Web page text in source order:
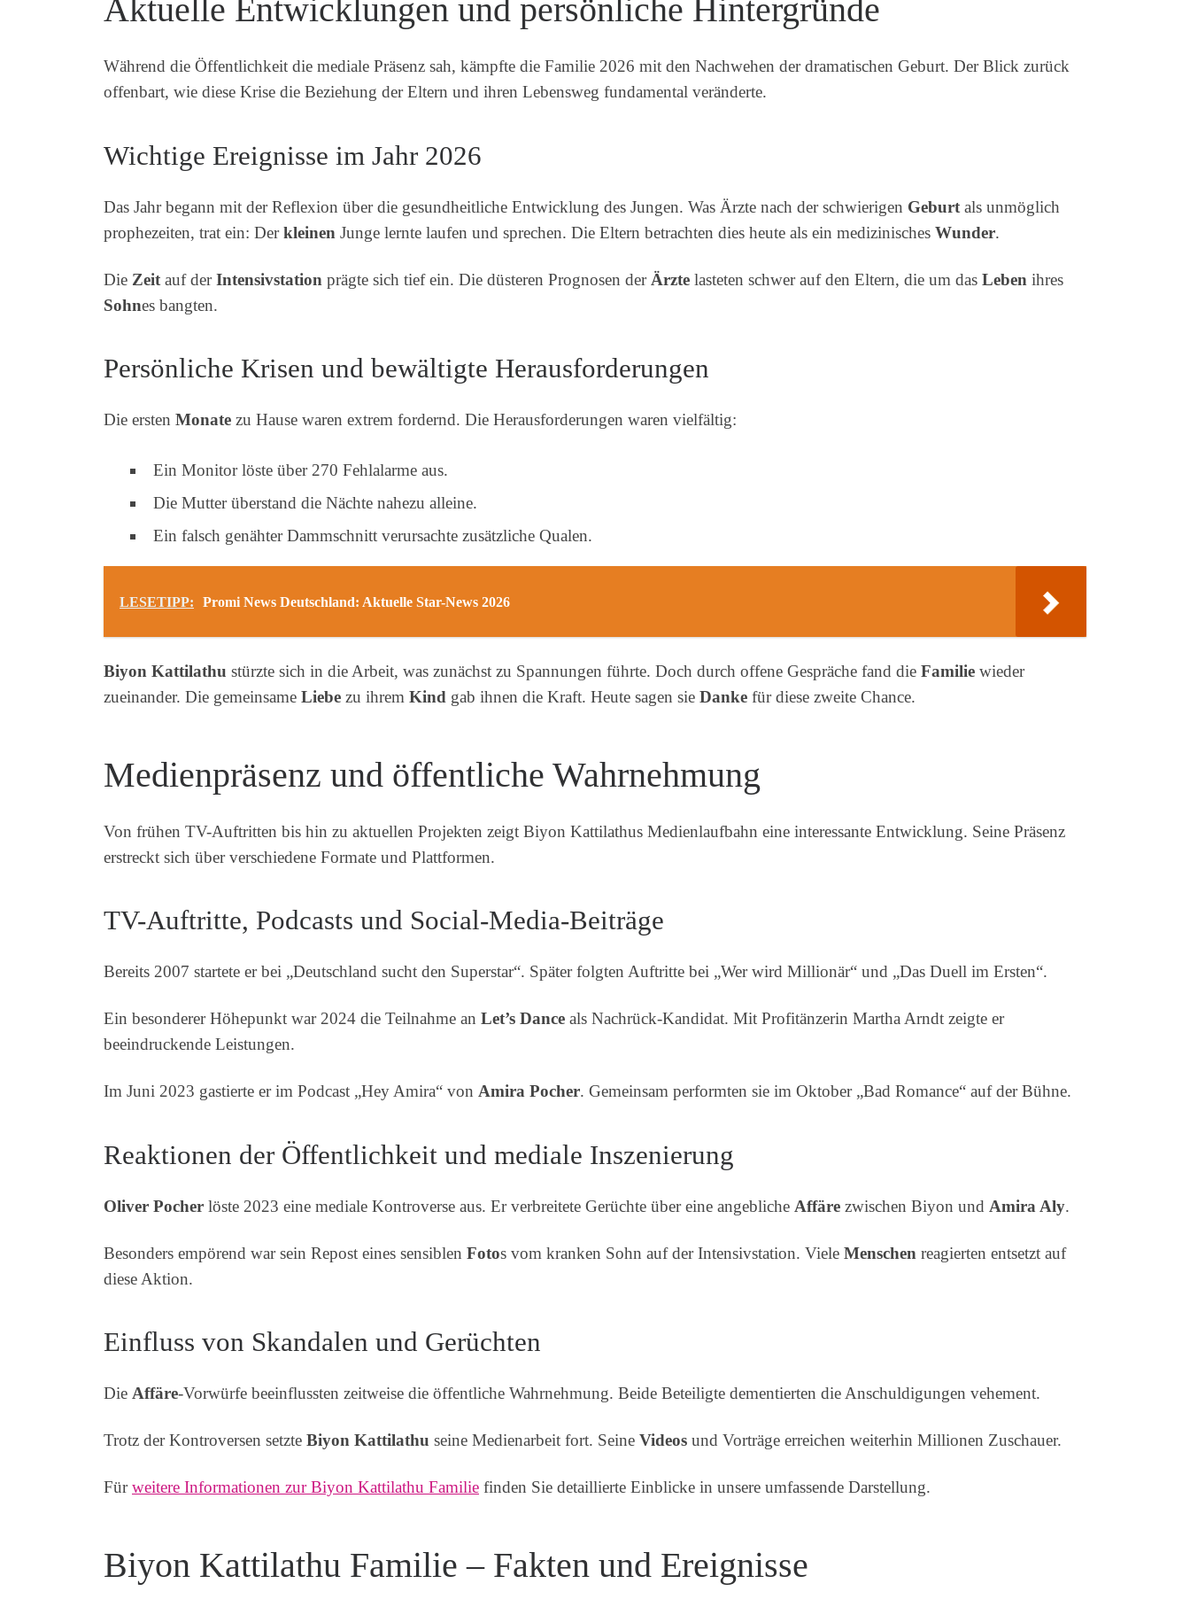
Aktuelle Entwicklungen und persönliche Hintergründe
Während die Öffentlichkeit die mediale Präsenz sah, kämpfte die Familie 2026 mit den Nachwehen der dramatischen Geburt. Der Blick zurück
offenbart, wie diese Krise die Beziehung der Eltern und ihren Lebensweg fundamental veränderte.
Wichtige Ereignisse im Jahr 2026
Das Jahr begann mit der Reflexion über die gesundheitliche Entwicklung des Jungen. Was Ärzte nach der schwierigen Geburt als unmöglich
prophezeiten, trat ein: Derkleinen Junge lernte laufen und sprechen. Die Eltern betrachten dies heute als ein medizinisches Wunder.
Die Zeit auf derIntensivstation prägte sich tief ein. Die düsteren Prognosen der Ärzte lasteten schwer auf den Eltern, die um das Leben ihres
Sohnes bangten.
Persönliche Krisen und bewältigte Herausforderungen
Die ersten Monate zu Hause waren extrem fordernd. Die Herausforderungen waren vielfältig:
Ein Monitor löste über 270 Fehlalarme aus.
Die Mutter überstand die Nächte nahezu alleine.
Ein falsch genähter Dammschnitt verursachte zusätzliche Qualen.
LESETIPP: Promi News Deutschland: Aktuelle Star-News 2026
Biyon Kattilathu stürzte sich in die Arbeit, was zunächst zu Spannungen führte. Doch durch offene Gespräche fand die Familie wieder
zueinander. Die gemeinsame Liebe zu ihrem Kind gab ihnen die Kraft. Heute sagen sie Danke für diese zweite Chance.
Medienpräsenz und öffentliche Wahrnehmung
Von frühen TV-Auftritten bis hin zu aktuellen Projekten zeigt Biyon Kattilathus Medienlaufbahn eine interessante Entwicklung. Seine Präsenz
erstreckt sich über verschiedene Formate und Plattformen.
TV-Auftritte, Podcasts und Social-Media-Beiträge
Bereits 2007 startete er bei „Deutschland sucht den Superstar“. Später folgten Auftritte bei „Wer wird Millionär“ und „Das Duell im Ersten“.
Ein besonderer Höhepunkt war 2024 die Teilnahme an Let’s Dance als Nachrück-Kandidat. Mit Profitänzerin Martha Arndt zeigte er
beeindruckende Leistungen.
Im Juni 2023 gastierte er im Podcast „Hey Amira“ von Amira Pocher. Gemeinsam performten sie im Oktober „Bad Romance“ auf der Bühne.
Reaktionen der Öffentlichkeit und mediale Inszenierung
Oliver Pocher löste 2023 eine mediale Kontroverse aus. Er verbreitete Gerüchte über eine angebliche Affäre zwischen Biyon und Amira Aly.
Besonders empörend war sein Repost eines sensiblen Fotos vom kranken Sohn auf der Intensivstation. Viele Menschen reagierten entsetzt auf
diese Aktion.
Einfluss von Skandalen und Gerüchten
Die Affäre-Vorwürfe beeinflussten zeitweise die öffentliche Wahrnehmung. Beide Beteiligte dementierten die Anschuldigungen vehement.
Trotz der Kontroversen setzte Biyon Kattilathu seine Medienarbeit fort. Seine Videos und Vorträge erreichen weiterhin Millionen Zuschauer.
Fürweitere Informationen zur Biyon Kattilathu Familie finden Sie detaillierte Einblicke in unsere umfassende Darstellung.
Biyon Kattilathu Familie – Fakten und Ereignisse